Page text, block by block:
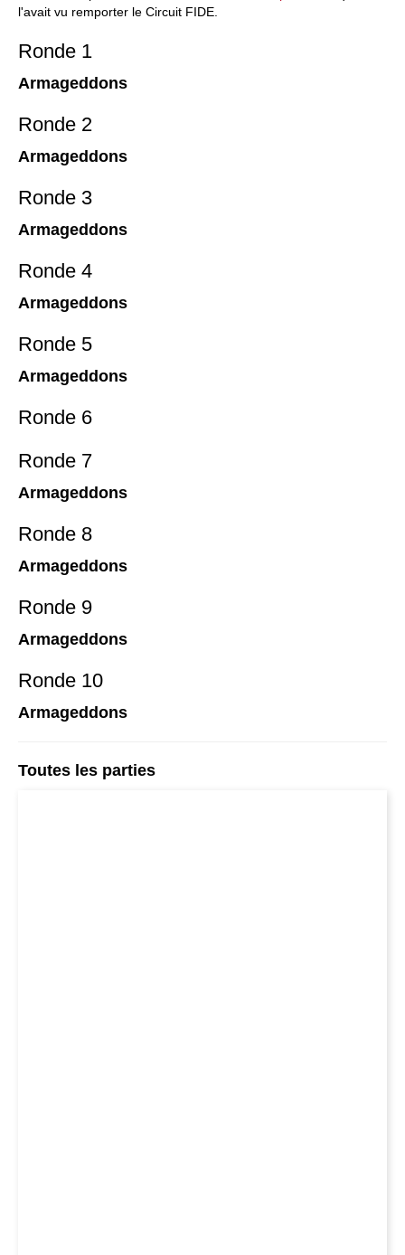
l'avait vu remporter le Circuit FIDE.
Ronde 1
Armageddons
Ronde 2
Armageddons
Ronde 3
Armageddons
Ronde 4
Armageddons
Ronde 5
Armageddons
Ronde 6
Ronde 7
Armageddons
Ronde 8
Armageddons
Ronde 9
Armageddons
Ronde 10
Armageddons
Toutes les parties